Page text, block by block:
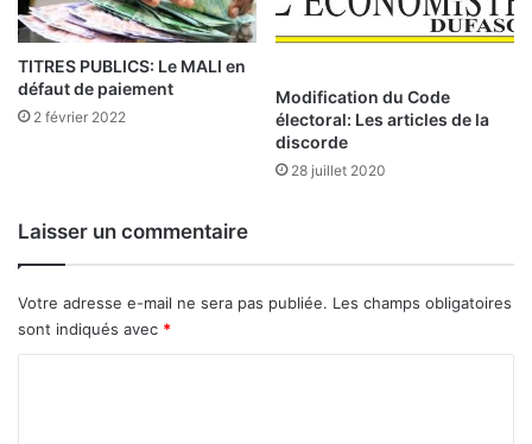
i
2
2
TITRES PUBLICS: Le MALI en
défaut de paiement
2 février 2022
Modification du Code
électoral: Les articles de la
discorde
28 juillet 2020
Laisser un commentaire
Votre adresse e-mail ne sera pas publiée. Les champs obligatoires
sont indiqués avec *